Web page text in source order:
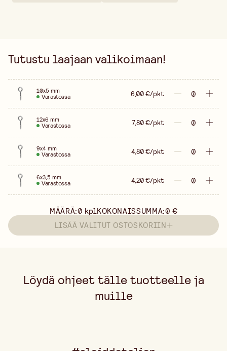
Tutustu laajaan valikoimaan!
10x5 mm
Varastossa 6,00 €/pkt
12x6 mm
Varastossa 7,80 €/pkt
9x4 mm
Varastossa 4,80 €/pkt
6x3,5 mm
Varastossa 4,20 €/pkt
MÄÄRÄ:0 kplKOKONAISSUMMA:0 €
LISÄÄ VALITUT OSTOSKORIIN
Löydä ohjeet tälle tuotteelle ja
muille